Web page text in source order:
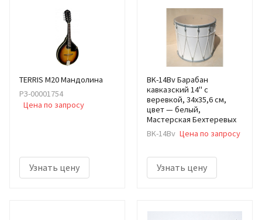
TERRIS M20 Мандолина
РЗ-00001754
Цена по запросу
Узнать цену
BK-14Bv Барабан
кавказский 14" с
веревкой, 34х35,6 см,
цвет — белый,
Мастерская Бехтеревых
BK-14Bv Цена по запросу
Узнать цену